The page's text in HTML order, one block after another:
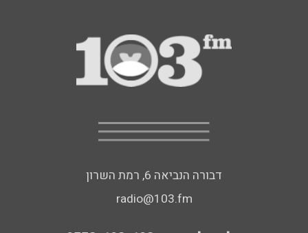
דבורה הנביאה 6, רמת השרון
radio@103.fm